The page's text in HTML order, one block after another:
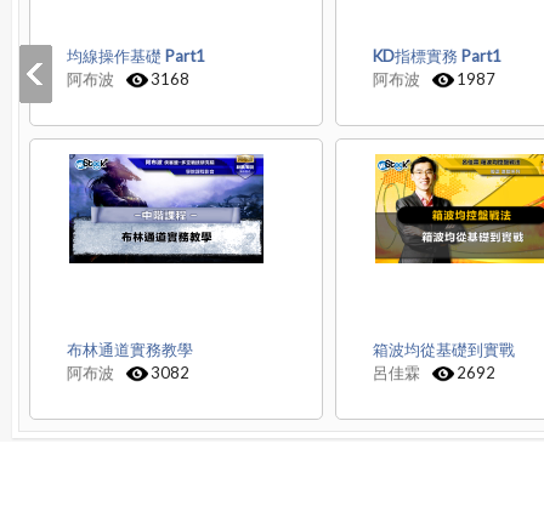
均線操作基礎 Part1
阿布波
3168
KD指標實務 Part1
阿布波
1987
布林通道實務教學
阿布波
3082
箱波均從基礎到實戰
呂佳霖
2692